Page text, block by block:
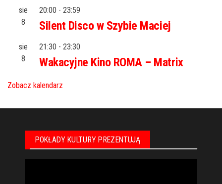
sie
8
20:00 - 23:59
Silent Disco w Szybie Maciej
sie
8
21:30 - 23:30
Wakacyjne Kino ROMA – Matrix
Zobacz kalendarz
POKŁADY KULTURY PREZENTUJĄ